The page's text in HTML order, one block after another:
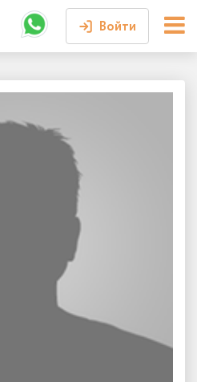
Войти
Войти или
зарегистрироваться
Личный кабинет